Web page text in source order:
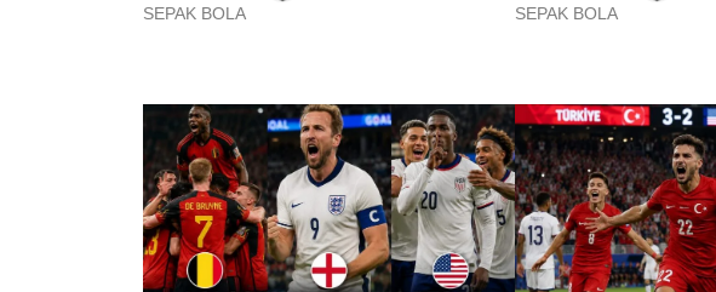
P
E
I
SEPAK BOLA
P
E
D
I
N
SEPAK BOLA